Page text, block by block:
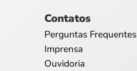
Contatos
Perguntas Frequentes
Imprensa
Ouvidoria